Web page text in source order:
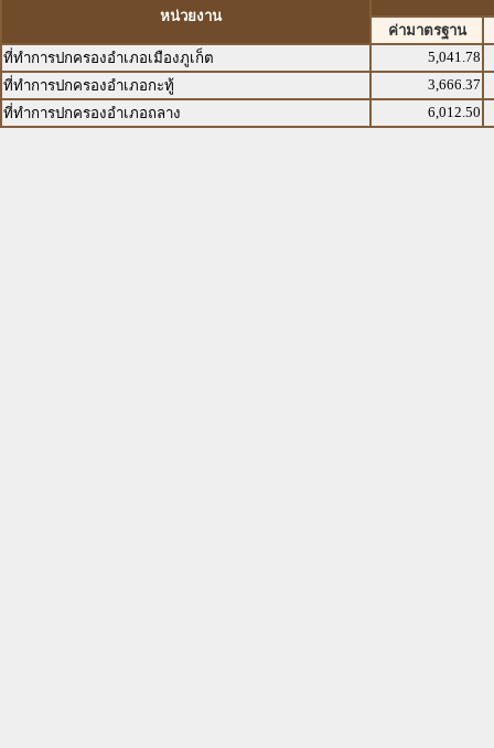
หน่วยงาน
ค่ามาตรฐาน
ที่ทำการปกครองอำเภอเมืองภูเก็ต
5,041.78
ที่ทำการปกครองอำเภอกะทู้
3,666.37
ที่ทำการปกครองอำเภอถลาง
6,012.50